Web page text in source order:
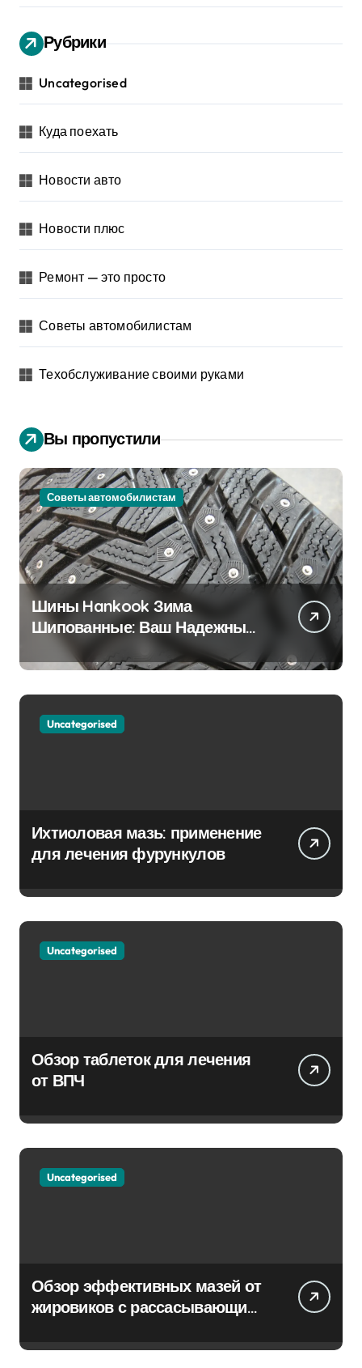
Рубрики
Uncategorised
Куда поехать
Новости авто
Новости плюс
Ремонт — это просто
Советы автомобилистам
Техобслуживание своими руками
Вы пропустили
Советы автомобилистам
Шины Hankook Зима
Шипованные: Ваш Надежный
Партнёр на Снежных Дорогах
Uncategorised
Ихтиоловая мазь: применение
для лечения фурункулов
Uncategorised
Обзор таблеток для лечения
от ВПЧ
Uncategorised
Обзор эффективных мазей от
жировиков с рассасывающим